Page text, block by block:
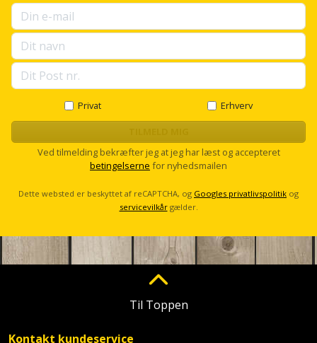
Skruestik
Skruetrækker
Skruetvinge
Slibeartikler
Smøring
støtte
og
Limpistol
Linjelaser
Loddekolbe
Luftværktøj
Måleinstrumenter
Multicutter
Pavillon
Personlig
pleje
Plantekasser
Postkassestander
Prepping
Redskabsskur
Shelter
r
u
p
s
e
l
l
c
o
Privat Erhverv
Ved tilmelding bekræfter jeg at jeg har læst og accepteret
betingelserne for nyhedsmailen
Dette websted er beskyttet af reCAPTCHA, og Googles privatlivspolitik og
servicevilkårgælder.
Til Toppen
Kontakt kundeservice